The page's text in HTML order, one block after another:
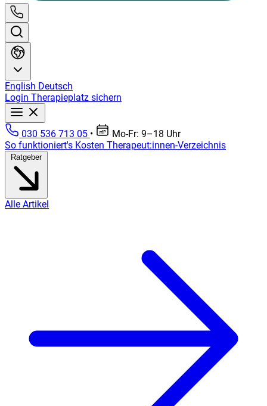
English Deutsch
Login Therapieplatz sichern
030 536 713 05 •
Mo-Fr: 9–18 Uhr
So funktioniert's Kosten Therapeut:innen-Verzeichnis
Ratgeber
Alle Artikel